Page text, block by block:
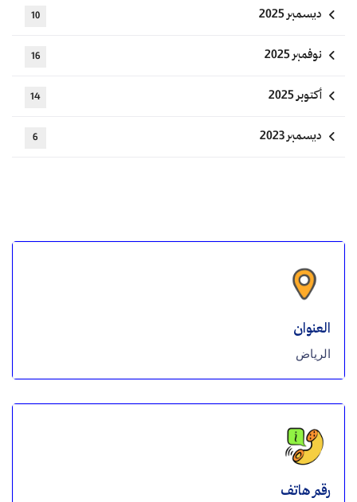
ديسمبر 2025 10
نوفمبر 2025 16
أكتوبر 2025 14
ديسمبر 2023 6
العنوان
الرياض
رقم هاتف